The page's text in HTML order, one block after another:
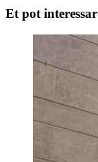
Et pot interessar